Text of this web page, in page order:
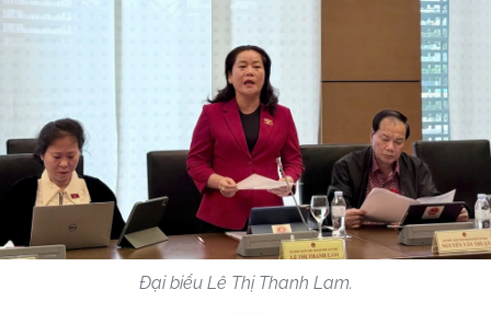
Đại biểu Lê Thị Thanh Lam.